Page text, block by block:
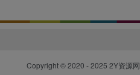
Copyright © 2020 - 2025 2Y资源网